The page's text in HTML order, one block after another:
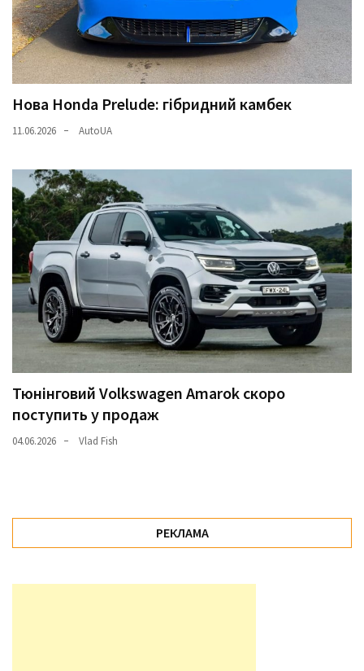
Нова Honda Prelude: гібридний камбек
11.06.2026 AutoUA
Тюнінговий Volkswagen Amarok скоро
поступить у продаж
04.06.2026 Vlad Fish
РЕКЛАМА